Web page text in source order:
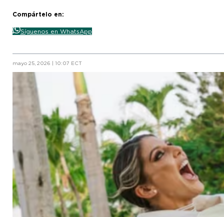
Compártelo en:
Síguenos en WhatsApp
mayo 25, 2026 | 10:07 ECT